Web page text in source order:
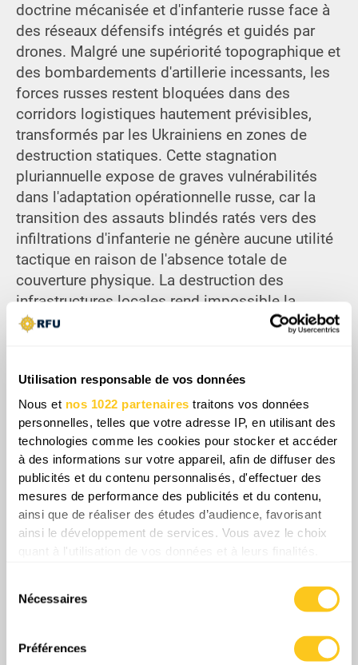
Utilisation responsable de vos données
Nous et nos 1022 partenaires traitons vos données
personnelles, telles que votre adresse IP, en utilisant des
technologies comme les cookies pour stocker et accéder
à des informations sur votre appareil, afin de diffuser des
publicités et du contenu personnalisés, d'effectuer des
mesures de performance des publicités et du contenu,
ainsi que de réaliser des études d’audience, favorisant
ainsi le développement de services. Vous avez le choix
quant à l'utilisation de vos données et à leurs finalités.
tout moment en consultant la Déclaration relative aux
cookies ou en cliquant sur l'icône de confidentialité.
Si vous le permettez, nous aimerions également :
Nécessaires
Préférences
doctrine mécanisée et d'infanterie russe face à
des réseaux défensifs intégrés et guidés par
drones. Malgré une supériorité topographique et
des bombardements d'artillerie incessants, les
forces russes restent bloquées dans des
corridors logistiques hautement prévisibles,
transformés par les Ukrainiens en zones de
destruction statiques. Cette stagnation
pluriannuelle expose de graves vulnérabilités
dans l'adaptation opérationnelle russe, car la
transition des assauts blindés ratés vers des
infiltrations d'infanterie ne génère aucune utilité
tactique en raison de l'absence totale de
couverture physique. La destruction des
infrastructures locales rend impossible la
consolidation des positions capturées,
définitive, cet engagement fonctionne comme
un gouffre d'usure critique pour les capacités
offensives russes, révélant une déconnexion
institutionnelle entre les réalités tactiques du
front et le commandement central.
0Commentaires